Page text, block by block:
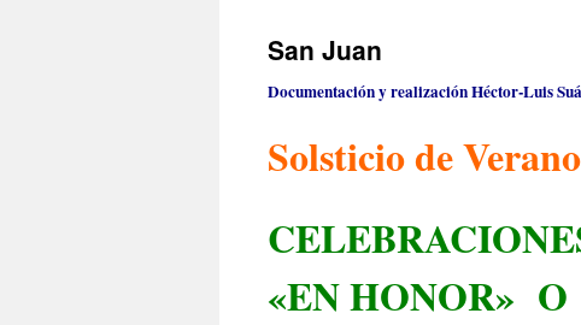
San Juan
Documentación y realización Héctor-Luis
Solsticio de
«EN HONOR» O